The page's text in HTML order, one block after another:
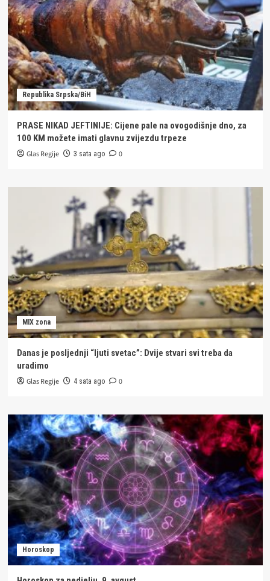
Republika Srpska/BiH
PRASE NIKAD JEFTINIJE: Cijene pale na ovogodišnje dno, za
100 KM možete imati glavnu zvijezdu trpeze
Glas Regije 3 sata ago 0
MIX zona
Danas je posljednji “ljuti svetac”: Dvije stvari svi treba da
uradimo
Glas Regije 4 sata ago 0
Horoskop